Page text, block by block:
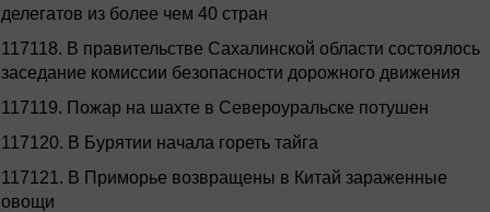
делегатов из более чем 40 стран
117118. В правительстве Сахалинской области состоялось
заседание комиссии безопасности дорожного движения
117119. Пожар на шахте в Североуральске потушен
117120. В Бурятии начала гореть тайга
117121. В Приморье возвращены в Китай зараженные
овощи